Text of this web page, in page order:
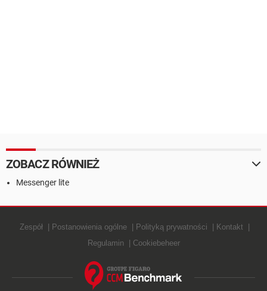
ZOBACZ RÓWNIEŻ
Messenger lite
Zespół Postanowienia ogólne Polityką prywatności
Kontakt
Regulamin
Cookiebeheer